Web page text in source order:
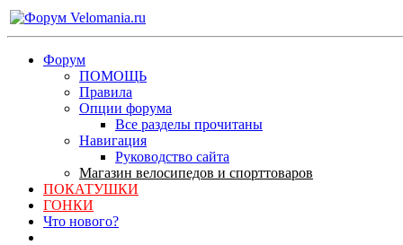
Форум
ПОМОЩЬ
Правила
Опции форума
Все разделы прочитаны
Навигация
Руководство сайта
Магазин велосипедов и спорттоваров
ПОКАТУШКИ
ГОНКИ
Что нового?